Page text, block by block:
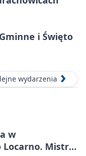
i Święto
wydarzenia
w
Locarno. Mistrz